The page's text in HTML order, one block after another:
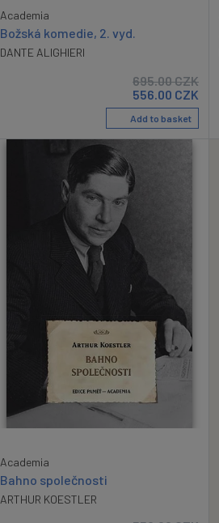
Academia
Božská komedie, 2. vyd.
DANTE ALIGHIERI
695.00CZK
556.00 CZK
Add to basket
Academia
Bahno společnosti
ARTHUR KOESTLER